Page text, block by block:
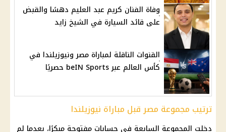
وفاة الفنان كريم عبد العليم دهسًا والقبض
على قائد السيارة في الشيخ زايد
القنوات الناقلة لمباراة مصر ونيوزيلندا في
كأس العالم عبر beIN Sports حصريًا
ترتيب مجموعة مصر قبل مباراة نيوزيلندا
دخلت المجموعة السابعة في حسابات مفتوحة مبكرًا، بعدما لم